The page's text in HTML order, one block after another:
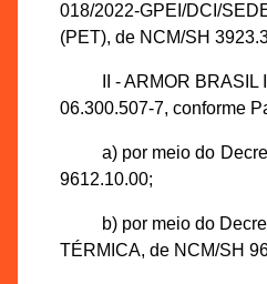
018/2022-GPEI/DCI/
(PET), de NCM/SH
II - ARMOR
06.300.507-7, conforme
a) por meio do
9612.10.00;
b) por meio do
TÉRMICA, de NCM/SH